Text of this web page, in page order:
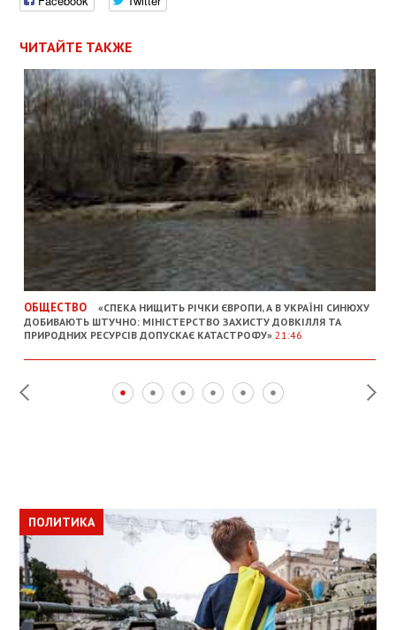
ЧИТАЙТЕ ТАКЖЕ
ОБЩЕСТВО
«СПЕКА НИЩИТЬ РІЧКИ ЄВРОПИ, А В УКРАЇНІ СИНЮХУ
ДОБИВАЮТЬ ШТУЧНО: МІНІСТЕРСТВО ЗАХИСТУ ДОВКІЛЛЯ ТА
ПРИРОДНИХ РЕСУРСІВ ДОПУСКАЄ КАТАСТРОФУ»21:46
ПОЛИТИКА
ПОЛИТИКА
ОБЩЕСТВО
ПОЛИТИКА
ЭКОНОМИКА